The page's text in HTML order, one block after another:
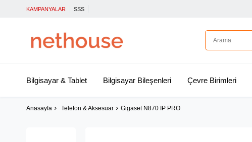
KAMPANYALAR SSS
Bilgisayar & Tablet Bilgisayar Bileşenleri Çevre Birimleri
Anasayfa Telefon & Aksesuar Gigaset N870 IP PRO